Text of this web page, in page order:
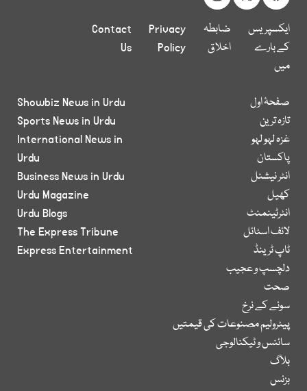
ایکسپریس
کے بارے
میں
ضابطہ
اخلاق
Privacy
Policy
Contact
Us
صفحۂ اول
تازہ ترین
غزہ لہو لہو
پاکستان
انٹر نیشنل
کھیل
انٹرٹینمنٹ
لائف اسٹائل
ٹاپ ٹرینڈ
دلچسپ و عجیب
صحت
سونے کے نرخ
پیٹرولیم مصنوعات کی قیمتیں
سائنس و ٹیکنالوجی
بلاگ
بزنس
Showbiz News in Urdu
Sports News in Urdu
International News in
Urdu
Business News in Urdu
Urdu Magazine
Urdu Blogs
The Express Tribune
Express Entertainment